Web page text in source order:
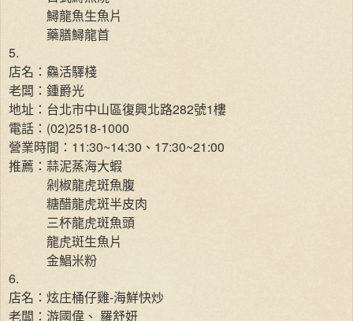
鱘龍魚生魚片
藥膳鱘龍首
5.
店名：鱻活驛棧
老闆：鍾爵光
地址：台北市中山區復興北路282號1樓
電話：(02)2518-1000
營業時間：11:30~14:30、17:30~21:00
推薦：蒜泥蒸海大蝦
剁椒龍虎斑魚腹
糖醋龍虎斑半皮肉
三杯龍虎斑魚頭
龍虎斑生魚片
金鯧米粉
6.
店名：炫庄桶仔雞-海鮮快炒
老闆：游國偉、 羅舒妍